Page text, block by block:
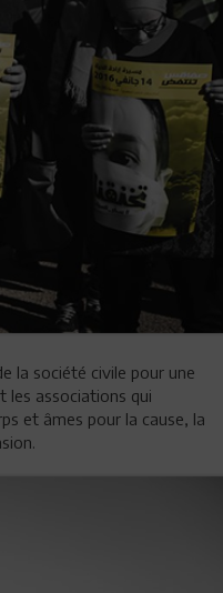
la société civile pour une
les associations qui
et âmes pour la cause, la